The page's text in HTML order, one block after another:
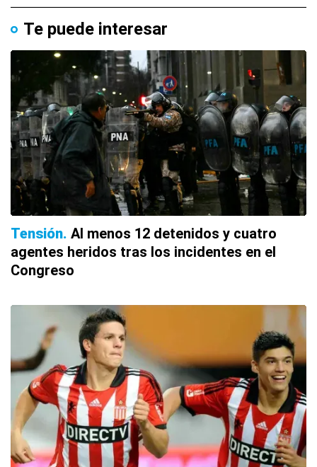
Te puede interesar
Tensión Al menos 12 detenidos y cuatro
agentes heridos tras los incidentes en el
Congreso